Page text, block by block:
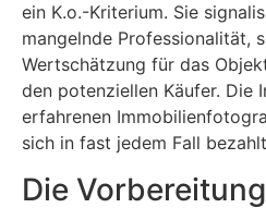
ein K.o.-Kriterium. Sie
mangelnde Professionalität,
Wertschätzung für das
den potenziellen Käufer. Die
erfahrenen
sich in fast jedem Fall
Die